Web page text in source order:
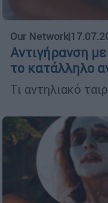
Our Network|
Αντιγήρανση
το κατάλληλο
Τι αντηλιακό